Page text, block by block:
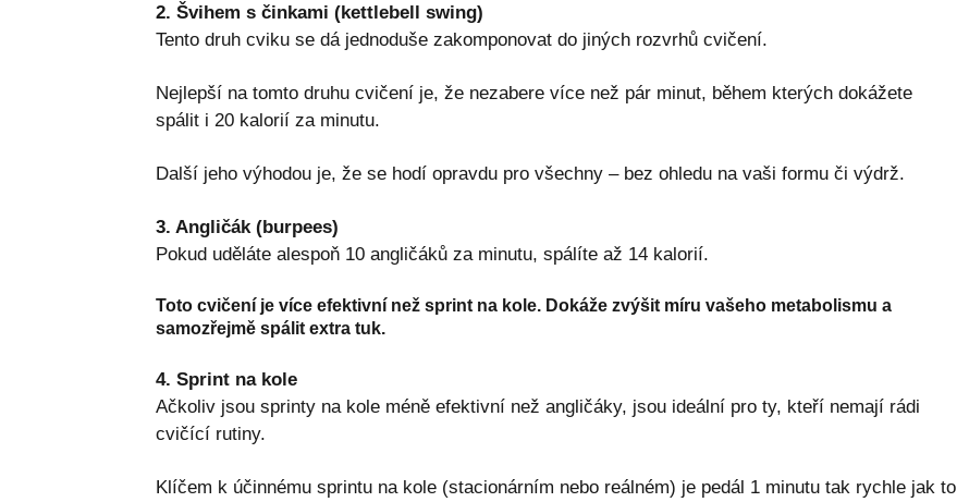
2. Švihem s činkami (kettlebell swing)
Tento druh cviku se dá jednoduše zakomponovat do jiných rozvrhů cvičení.
Nejlepší na tomto druhu cvičení je, že nezabere více než pár minut, během kterých dokážete
spálit i 20 kalorií za minutu.
Další jeho výhodou je, že se hodí opravdu pro všechny – bez ohledu na vaši formu či výdrž.
3. Angličák (burpees)
Pokud uděláte alespoň 10 angličáků za minutu, spálíte až 14 kalorií.
Toto cvičení je více efektivní než sprint na kole. Dokáže zvýšit míru vašeho metabolismu a
samozřejmě spálit extra tuk.
4. Sprint na kole
Ačkoliv jsou sprinty na kole méně efektivní než angličáky, jsou ideální pro ty, kteří nemají rádi
cvičící rutiny.
Klíčem k účinnému sprintu na kole (stacionárním nebo reálném) je pedál 1 minutu tak rychle jak to